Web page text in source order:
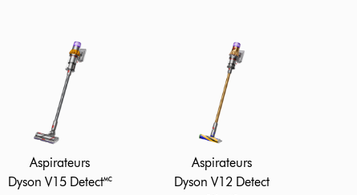
Aspirateurs
Dyson V15 Detect🅪
Aspirateurs
Dyson V12 Detect